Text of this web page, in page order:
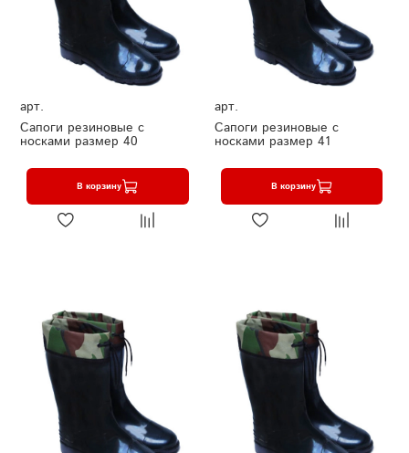
арт.
Сапоги резиновые с
носками размер 40
В корзину
арт.
Сапоги резиновые с
носками размер 41
В корзину